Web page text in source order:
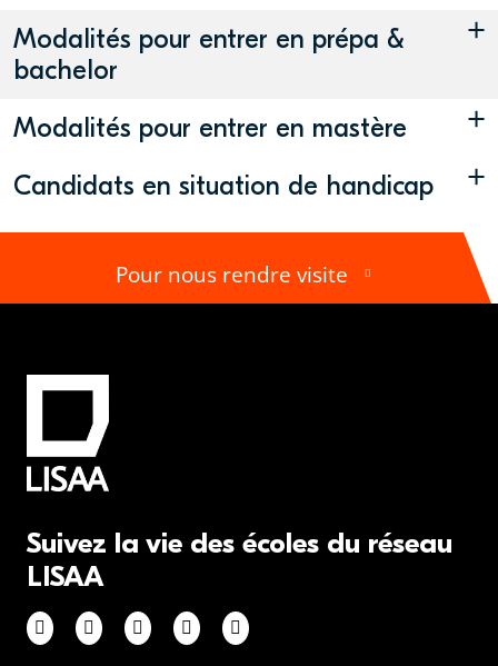
Modalités pour entrer en prépa &
bachelor
+
Modalités pour entrer en mastère +
Candidats en situation de handicap +
Pour nous rendre visite
Suivez la vie des écoles du réseau
LISAA